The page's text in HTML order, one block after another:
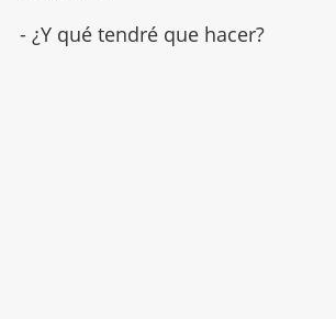
- ¿Y qué tendré que hacer?